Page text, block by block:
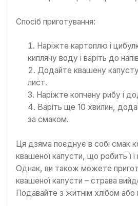
Спосіб приготування:
Наріжте картоплю і
киплячу воду і варіть до
Додайте квашену
лист.
Наріжте копчену рибу і
Варіть ще 10 хвилин,
за смаком.
Ця дзяма поєднує в собі смак
квашеної капусти, що робить
Однак, ви також можете
квашеної капусти – страва
Подавайте з житнім хлібом